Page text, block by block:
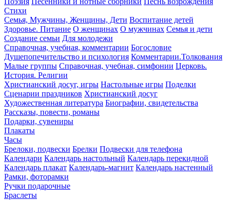
Стихи
Семья, Мужчины, Женщины, Дети Воспитание детей
Здоровье. Питание О женщинах О мужчинах Семья и дети
Создание семьи Для молодежи
Справочная, учебная, комментарии Богословие
Душепопечительство и психология Комментарии.Толкования
Малые группы Справочная, учебная, симфонии Церковь.
История. Религии
Христианский досуг, игры Настольные игры Поделки
Сценарии праздников Христианский досуг
Художественная литература Биографии, свидетельства
Рассказы, повести, романы
Подарки, сувениры
Плакаты
Часы
Брелоки, подвески Брелки Подвески для телефона
Календари Календарь настольный Календарь перекидной
Календарь плакат Календарь-магнит Календарь настенный
Рамки, фоторамки
Ручки подарочные
Браслеты